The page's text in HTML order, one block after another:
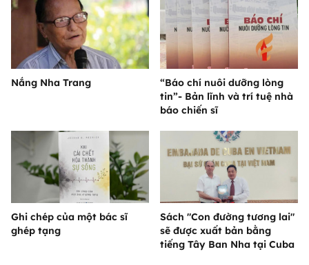
Nắng Nha Trang
“Báo chí nuôi dưỡng lòng
tin”- Bản lĩnh và trí tuệ nhà
báo chiến sĩ
Ghi chép của một bác sĩ
ghép tạng
Sách "Con đường tương lai"
sẽ được xuất bản bằng
tiếng Tây Ban Nha tại Cuba